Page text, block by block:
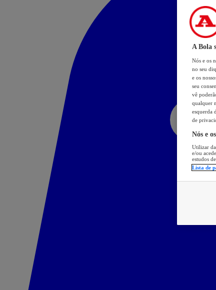
A Bola
Nós e os
no seu
e os
seu
vê
qualquer
esquerda
de
Nós e
Utilizar
e/ou
estudos
Lista de